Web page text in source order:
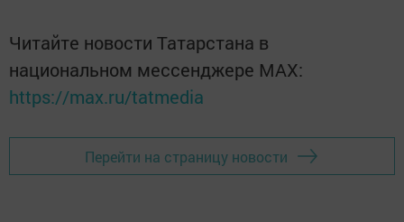
Читайте новости Татарстана в
национальном мессенджере MАХ:
https://max.ru/tatmedia
Перейти на страницу новости